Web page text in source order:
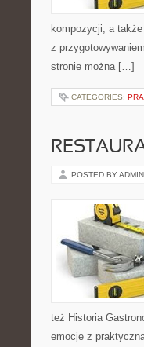
kompozycji, a
z
stronie można […]
CATEGORIES:
POSTED BY ADMIN
też Historia
emocje z